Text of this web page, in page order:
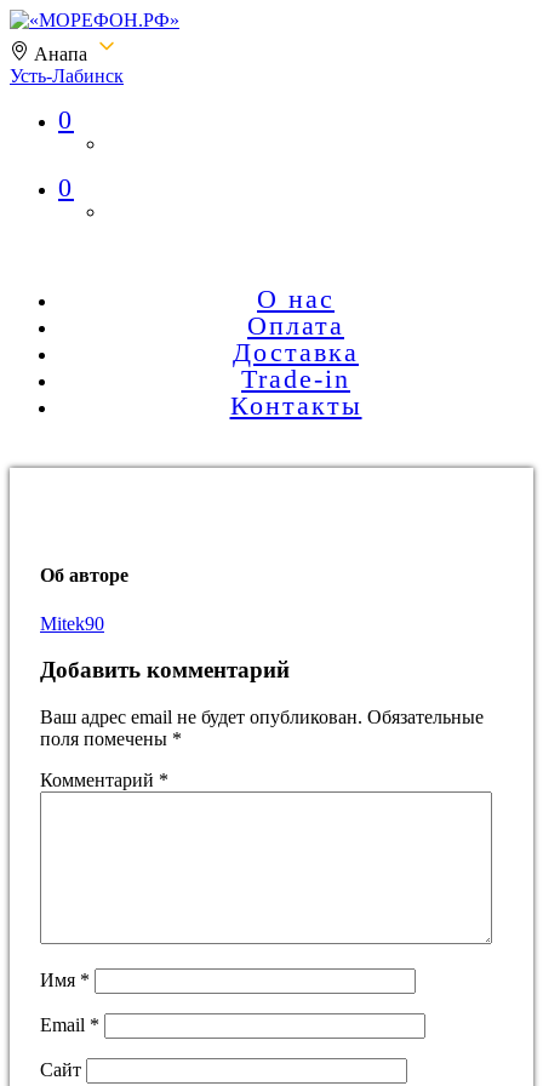
Анапа
Усть-Лабинск
«МОРЕФОН.РФ»
0
0
О нас
Оплата
Доставка
Trade-in
Контакты
Об авторе
Mitek90
Добавить комментарий
Ваш адрес email не будет опубликован. Обязательные
поля помечены *
Комментарий *
Имя *
Email *
Сайт